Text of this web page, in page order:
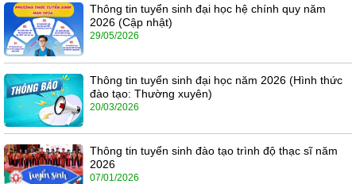
Thông tin tuyển sinh đại học hệ chính quy năm
2026 (Cập nhật)
29/05/2026
Thông tin tuyển sinh đại học năm 2026 (Hình thức
đào tạo: Thường xuyên)
20/03/2026
Thông tin tuyển sinh đào tạo trình độ thạc sĩ năm
2026
07/01/2026